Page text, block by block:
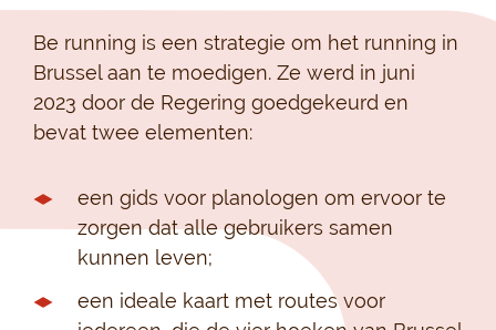
Be running is een strategie om het running in
Brussel aan te moedigen. Ze werd in juni
2023 door de Regering goedgekeurd en
bevat twee elementen:
een gids voor planologen om ervoor te
zorgen dat alle gebruikers samen
kunnen leven;
een ideale kaart met routes voor